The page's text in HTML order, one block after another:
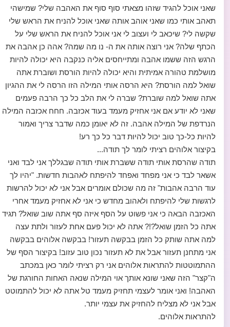
שאני אוכל להגיד שזהו מצאתי סוף סוף את האהבה שלי? שמישהי
תאהב אותי כמו שאני אוהב אותה שאני אוכל להניח את הראש שלי
שקשה לי? שיכאב לי ועצוב לי אני אוכל להניח את הראש שלי על
הכתף שלה? אני רוצה אותה את ה- נו מה שמה? אהה כן אהבה את
הרגש הזה ששמו אהבה ומתייחסים אליה כנקבה היא יכולה להיות
מושלמת טהורה אמיתית והיא יכולה להיות הורסת ושוברת אתה
שואל למה הורסת? היא הרסה אותי המילה הזו הרסה לי את ההגיון
אתה שואל למה שוברת? שברה לי את הלב כל כך הרבה פעמים
שאני לא יודע אם אני אחזיק מעמד בעוד אכזבה. חחח אכזבה המילה
הנרדפת של המילה אהבה. זה לא יאומן כמה שדבר צריך ואמור
להיות כל-כך טוב יכול להיות דבר כל כך רע!
בקיצור אלוהים רציתי לומר לך תודה...
תודה שהרסת אותי תודה ששברת אותי תודה שבגללך אני לבד ואני
אשאר לבד כי אני מפחד ואפחד להיפתח לאהבות חדשות. "יהיו לך
עוד הרבה אהבות" זה מה שכולם אומרים אבל אני לא יכול להרשות
לרגשות שלי להיפתח ולאהוב מחדש כי אני לא אחזיק מעמד אחרי
האכזבה הבאה כי אני פשוט על הסף איזה סף אתה שוב שואל? תגיד
אתה כל הזמן שואל?!? אתה לא יכול פעם אחת לעזור ולתת עצה
למה אתה שותק כל הזמן בבקשה תעזור! בבקשה אלוהים בבקשה
אני מתחנן תעזור אבל את לא תעזור נכון טוב עזוב! בקיצור הסף של
ההתמוטטות להתראות אלוהים אני רק רציתי לומר כאן במכתב
ה"קצר" הזה שאני שונא אותך אוי המילה שנאה האחות החורגת של
האהבה! ואני אומר לעצמי תחזיק מעמד טל אתה לא יכול להתמוטט
אבל אני לא מצליח להחזיק את עצמי יותר.
להתראות אלוהים.